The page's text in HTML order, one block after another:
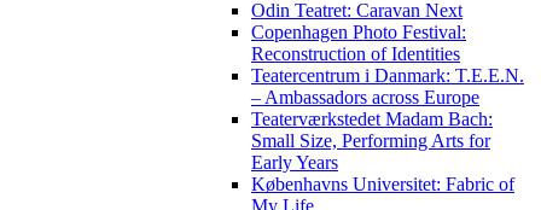
Odin Teatret: Caravan Next
Copenhagen Photo Festival:
Reconstruction of Identities
Teatercentrum i Danmark: T.E.E.N.
– Ambassadors across Europe
Teaterværkstedet Madam Bach:
Small Size, Performing Arts for
Early Years
Københavns Universitet: Fabric of
My Life